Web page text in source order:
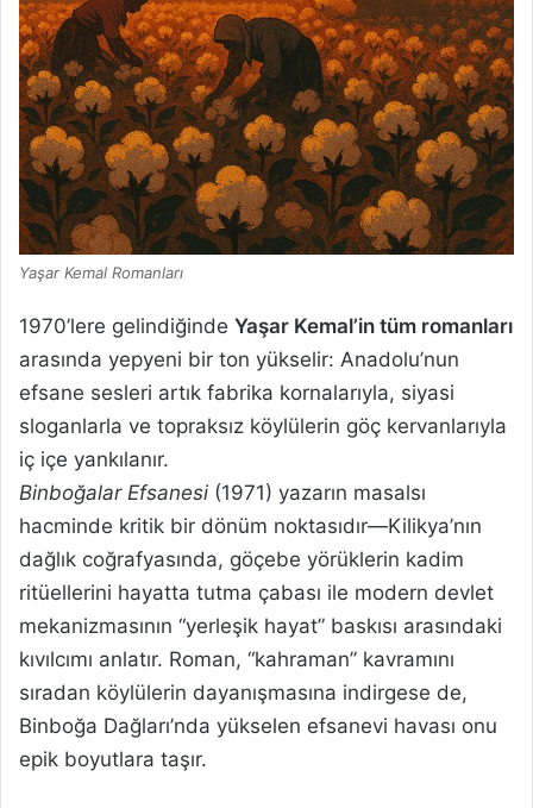
Yaşar Kemal Romanları
1970’lere gelindiğinde Yaşar Kemal’in tüm romanları
arasında yepyeni bir ton yükselir: Anadolu’nun
efsane sesleri artık fabrika kornalarıyla, siyasi
sloganlarla ve topraksız köylülerin göç kervanlarıyla
iç içe yankılanır.
Binboğalar Efsanesi (1971) yazarın masalsı
hacminde kritik bir dönüm noktasıdır—Kilikya’nın
dağlık coğrafyasında, göçebe yörüklerin kadim
ritüellerini hayatta tutma çabası ile modern devlet
mekanizmasının “yerleşik hayat” baskısı arasındaki
kıvılcımı anlatır. Roman, “kahraman” kavramını
sıradan köylülerin dayanışmasına indirgese de,
Binboğa Dağları’nda yükselen efsanevi havası onu
epik boyutlara taşır.